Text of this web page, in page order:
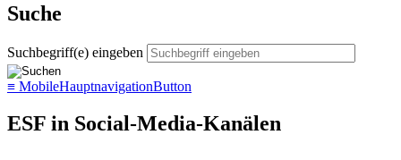
Suche
Suchbegriff(e) eingeben
≡ MobileHauptnavigationButton
ESF in Social-Media-Kanälen